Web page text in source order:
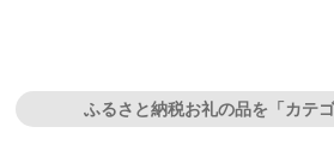
ふるさと納税お礼の品を「カテ